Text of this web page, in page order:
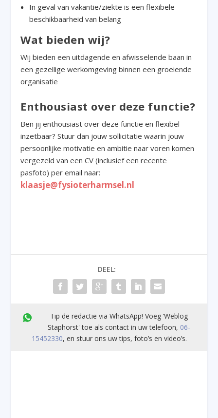
In geval van vakantie/ziekte is een flexibele
beschikbaarheid van belang
Wat bieden wij?
Wij bieden een uitdagende en afwisselende baan in
een gezellige werkomgeving binnen een groeiende
organisatie
Enthousiast over deze functie?
Ben jij enthousiast over deze functie en flexibel
inzetbaar? Stuur dan jouw sollicitatie waarin jouw
persoonlijke motivatie en ambitie naar voren komen
vergezeld van een CV (inclusief een recente
pasfoto) per email naar:
klaasje@fysioterharmsel.nl
DEEL:
Tip de redactie via WhatsApp! Voeg ’Weblog
Staphorst' toe als contact in uw telefoon, 06-
15452330, en stuur ons uw tips, foto’s en video’s.